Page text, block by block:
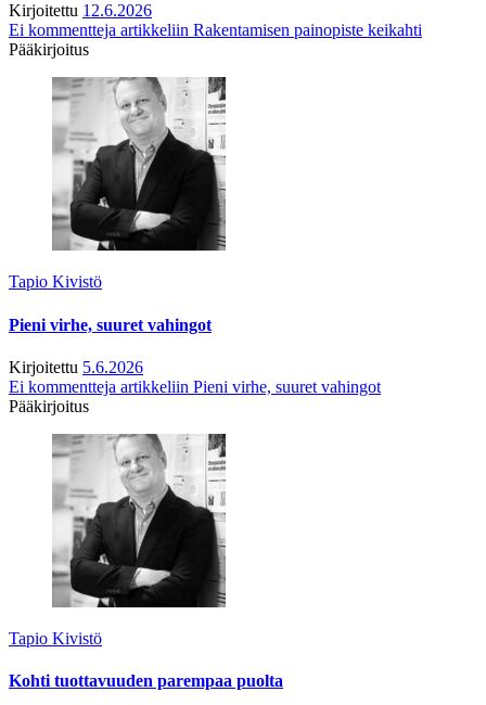
Kirjoitettu 12.6.2026
Ei kommentteja artikkeliin Rakentamisen painopiste keikahti
Pääkirjoitus
Tapio Kivistö
Pieni virhe, suuret vahingot
Kirjoitettu 5.6.2026
Ei kommentteja artikkeliin Pieni virhe, suuret vahingot
Pääkirjoitus
Tapio Kivistö
Kohti tuottavuuden parempaa puolta